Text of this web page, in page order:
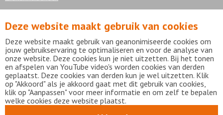
7,9
Bekijk alle waarderingen
Deze website maakt gebruik van cookies
Deze website maakt gebruik van geanonimiseerde cookies om
jouw gebruikservaring te optimaliseren en voor de analyse van
onze website. Deze cookies kun je niet uitzetten. Bij het tonen
en afspelen van YouTube video's worden cookies van derden
geplaatst. Deze cookies van derden kun je wel uitzetten. Klik
op "Akkoord" als je akkoord gaat met dit gebruik van cookies,
klik op "Aanpassen" voor meer informatie en om zelf te bepalen
welke cookies deze website plaatst.